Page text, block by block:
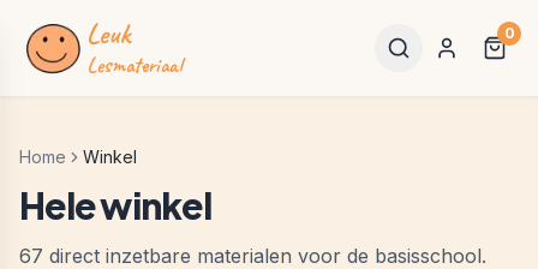
Leuk
Lesmateriaal
0
Home Winkel
Hele winkel
67 direct inzetbare materialen voor de basisschool.